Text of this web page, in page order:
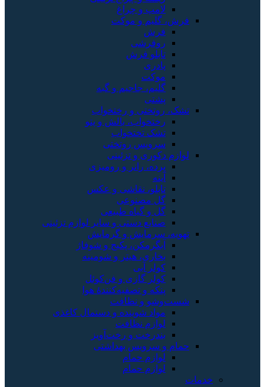
لامپ و چراغ
فرش، گلیم و موکت
فرش
روفرشی
تابلو فرش
پادری
موکت
گلیم، جاجیم و گبه
پشتی
تشک، روتختی و رختخواب
رختخواب، بالش و پتو
تشک تختخواب
سرویس روتختی
لوازم دکوری و تزئینی
پرده، رانر و رومیزی
آینه
تابلو، نقاشی و عکس
گل مصنوعی
گل و گیاه طبیعی
صنایع دستی و سایر لوازم تزئینی
تهویه، سرمایش و گرمایش
آبگرمکن، پکیج و شوفاژ
بخاری، هیتر و شومینه
کولر آبی
کولر گازی و فن‌کوئل
پنکه و تصفیه‌کنندهٔ هوا
شست‌وشو و نظافت
مواد شوینده و دستمال کاغذی
لوازم نظافت
بندرخت و رخت‌آویز
حمام و سرویس بهداشتی
لوازم حمام
لوازم حمام
خدمات